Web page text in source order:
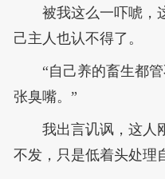
被我这么一吓唬，
己主人也认不得了。
“自己养的畜生都
张臭嘴。”
我出言讥讽，这人
不发，只是低着头处理